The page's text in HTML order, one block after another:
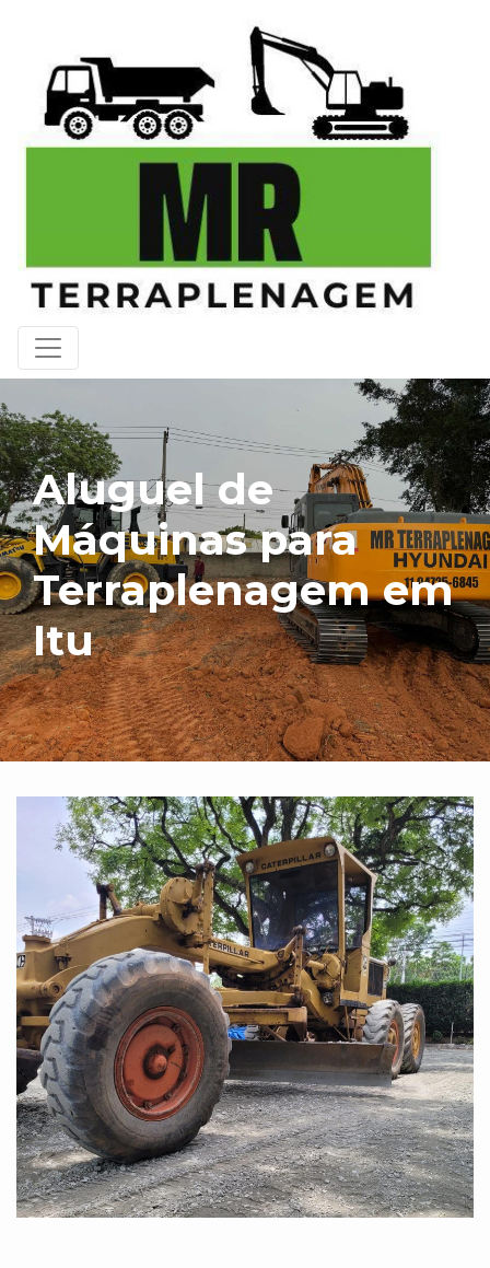
Aluguel de
Máquinas para
Terraplenagem em
Itu